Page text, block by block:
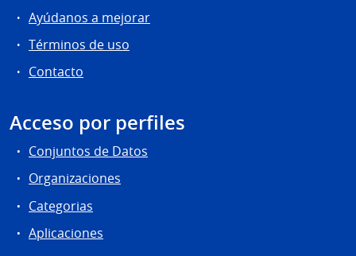
Ayúdanos a mejorar
Términos de uso
Contacto
Acceso por perfiles
Conjuntos de Datos
Organizaciones
Categorias
Aplicaciones